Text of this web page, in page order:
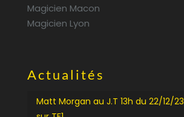
Magicien Macon
Magicien Lyon
Actualités
Matt Morgan au J.T 13h du 22/12/23